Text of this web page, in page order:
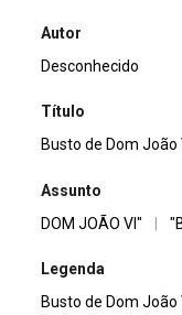
Autor
Desconhecido
Título
Busto de Dom João
Assunto
DOM JOÃO VI"
Legenda
Busto de Dom João